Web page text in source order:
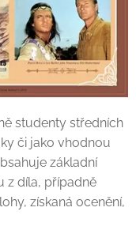
studenty středních
či jako vhodnou
základní
z díla, případně
získaná ocenění,